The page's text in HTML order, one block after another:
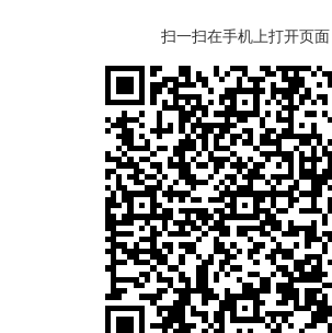
扫一扫在手机上打开页面